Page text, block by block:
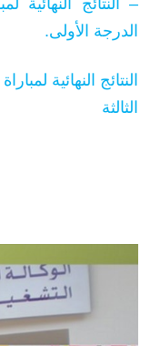
الدرجة الأولى.
– النتائج النهائية ل
الثالثة